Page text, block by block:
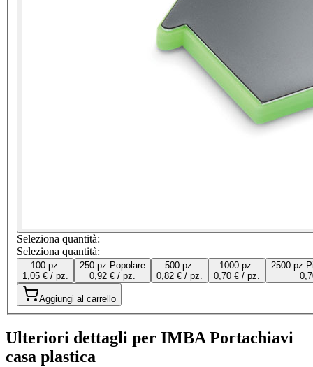
Seleziona quantità:
Seleziona quantità:
100 pz.
1,05 € / pz.
250 pz. Popolare
0,92 € / pz.
500 pz.
0,82 € / pz.
1000 pz.
0,70 € / pz.
2500 pz.
Aggiungi al carrello
Ulteriori dettagli per IMBA Portachiavi
casa plastica